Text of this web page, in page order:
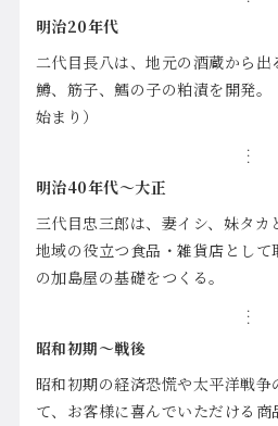
明治20年代
二代目長八は、地元の酒蔵から出
鱒、筋子、鱈の子の粕漬を開発。
始まり）
明治40年代～大正
三代目忠三郎は、妻イシ、妹タカ
地域の役立つ食品・雑貨店とし
の加島屋の基礎をつくる。
昭和初期～戦後
昭和初期の経済恐慌や太平洋戦
て、お客様に喜んでいただける